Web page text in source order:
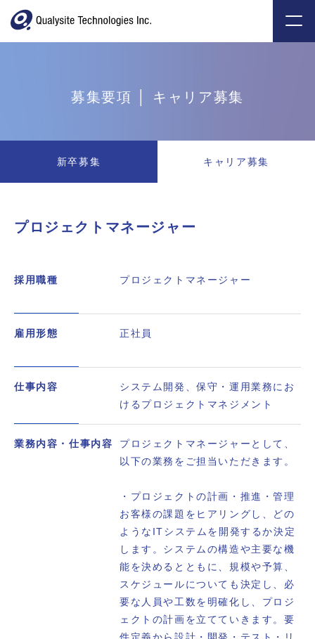
募集要項 │ キャリア募集
新卒募集 キャリア募集
プロジェクトマネージャー
採用職種 プロジェクトマネージャー
雇用形態 正社員
仕事内容
システム開発、保守・運用業務にお
けるプロジェクトマネジメント
業務内容・仕事内容
プロジェクトマネージャーとして、
以下の業務をご担当いただきます。
・プロジェクトの計画・推進・管理
お客様の課題をヒアリングし、どの
ようなITシステムを開発するか決定
します。システムの構造や主要な機
能を決めるとともに、規模や予算、
スケジュールについても決定し、必
要な人員や工数を明確化し、プロジ
ェクトの計画を立てていきます。要